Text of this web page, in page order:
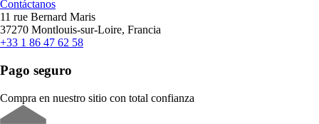
Contáctanos
11 rue Bernard Maris
37270 Montlouis-sur-Loire, Francia
+33 1 86 47 62 58
Pago seguro
Compra en nuestro sitio con total confianza